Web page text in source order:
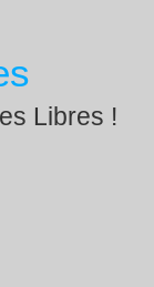
Libres !